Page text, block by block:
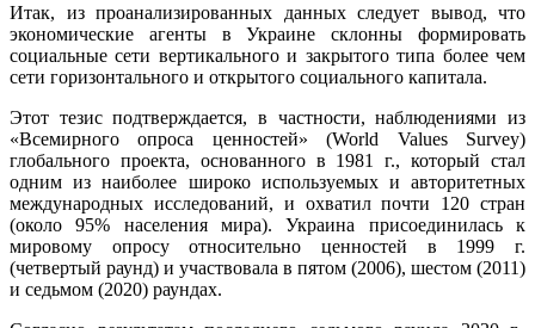
Итак, из проанализированных данных следует вывод, что
экономические агенты в Украине склонны формировать
социальные сети вертикального и закрытого типа более чем
сети горизонтального и открытого социального капитала.
Этот тезис подтверждается, в частности, наблюдениями из
«Всемирного опроса ценностей» (World Values Survey)
глобального проекта, основанного в 1981 г., который стал
одним из наиболее широко используемых и авторитетных
международных исследований, и охватил почти 120 стран
(около 95% населения мира). Украина присоединилась к
мировому опросу относительно ценностей в 1999 г.
(четвертый раунд) и участвовала в пятом (2006), шестом (2011)
и седьмом (2020) раундах.